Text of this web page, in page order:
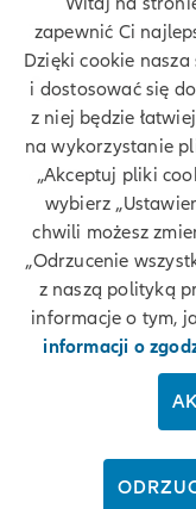
Zastrzeżenia
© Allianz 2026
Kontakt
zapewnić Ci
Dzięki cookie
i dostosować się
z niej będzie
na wykorzystanie
„Akceptuj pliki
wybierz
chwili możesz
„Odrzucenie
z naszą polityką
informacje o tym,
informacji o